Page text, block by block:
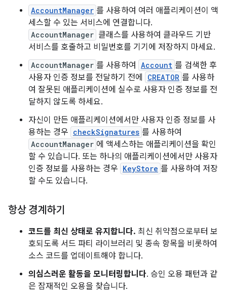
AccountManager 를 사용하여 여러 애플리케이션이 액
세스할 수 있는 서비스에 연결합니다.
AccountManager 클래스를 사용하여 클라우드 기반
서비스를 호출하고 비밀번호를 기기에 저장하지 마세요.
AccountManager 를 사용하여 Account 를 검색한 후
사용자 인증 정보를 전달하기 전에
CREATOR 를 사용하
여 잘못된 애플리케이션에 실수로 사용자 인증 정보를 전
달하지 않도록 하세요.
자신이 만든 애플리케이션에서만 사용자 인증 정보를 사
용하는 경우 checkSignatures 를 사용하여
AccountManager 에 액세스하는 애플리케이션을 확인
할 수 있습니다. 또는 하나의 애플리케이션에서만 사용자
인증 정보를 사용하는 경우 KeyStore 를 사용하여 저장
할 수도 있습니다.
항상 경계하기
코드를 최신 상태로 유지합니다. 최신 취약점으로부터 보
호되도록 서드 파티 라이브러리 및 종속 항목을 비롯하여
소스 코드를 업데이트해야 합니다.
의심스러운 활동을 모니터링합니다. 승인 오용 패턴과 같
은 잠재적인 오용을 찾습니다.